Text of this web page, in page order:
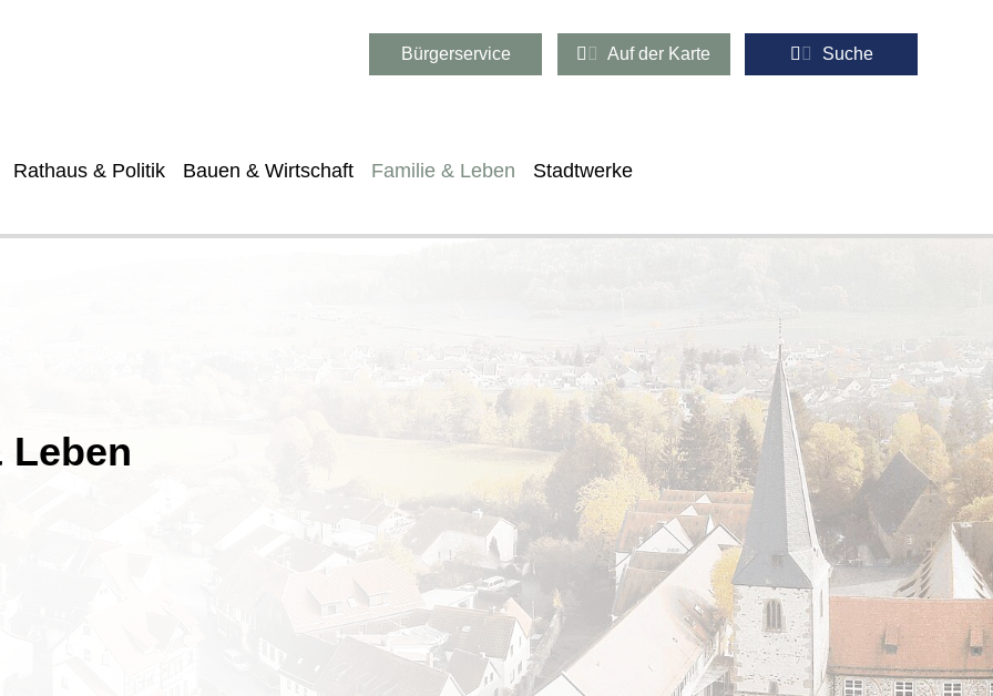
Bürgerservice Auf der Karte Suche
Rathaus & Politik Bauen & Wirtschaft Familie & Leben Stadtwerke
Leben